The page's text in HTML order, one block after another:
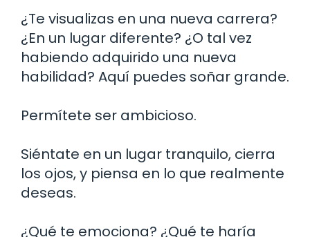
¿Te visualizas en una nueva carrera?
¿En un lugar diferente? ¿O tal vez
habiendo adquirido una nueva
habilidad? Aquí puedes soñar grande.
Permítete ser ambicioso.
Siéntate en un lugar tranquilo, cierra
los ojos, y piensa en lo que realmente
deseas.
¿Qué te emociona? ¿Qué te haría